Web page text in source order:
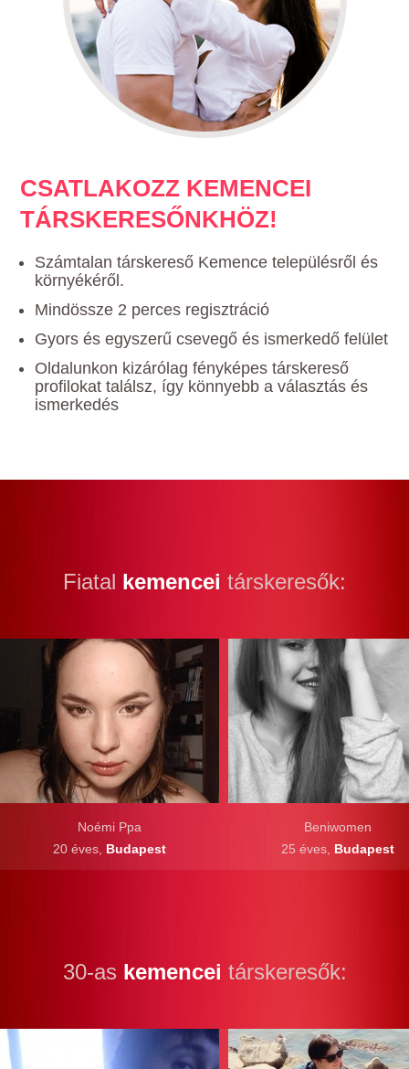
CSATLAKOZZ KEMENCEI
TÁRSKERESŐNKHÖZ!
Számtalan társkereső Kemence településről és
környékéről.
Mindössze 2 perces regisztráció
Gyors és egyszerű csevegő és ismerkedő felület
Oldalunkon kizárólag fényképes társkereső
profilokat találsz, így könnyebb a választás és
ismerkedés
Fiatal kemencei társkeresők:
Noémi Ppa
20 éves, Budapest
Beniwomen
25 éves, Budapest
30-as kemencei társkeresők: